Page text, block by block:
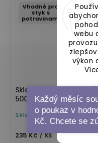
webu
výkon
Vhodné pro
styk s
potravinami
Skleněná láhev na olej
500 ml hnědá s
uzávěrem tmavé
VILO
Skladem (>10 ks)
235 Kč/ ks
Každý měsíc
o poukaz v
Kč. Chcete se